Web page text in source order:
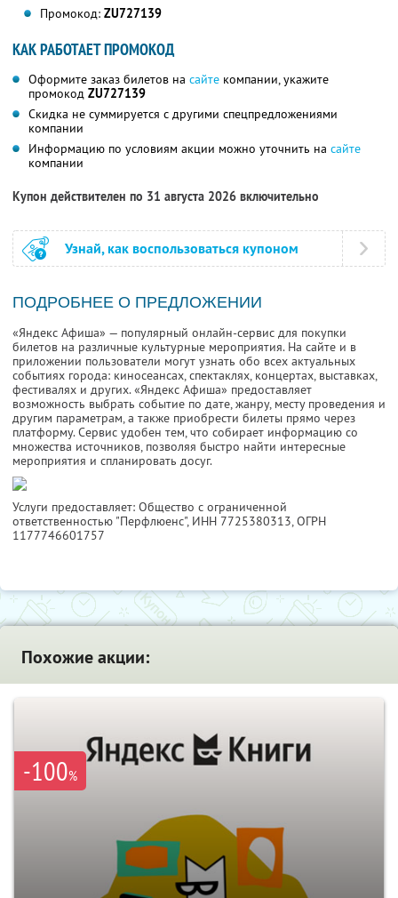
Промокод: ZU727139
КАК РАБОТАЕТ ПРОМОКОД
Оформите заказ билетов на сайте компании, укажите
промокод ZU727139
Скидка не суммируется с другими спецпредложениями
компании
Информацию по условиям акции можно уточнить на сайте
компании
Купон действителен по 31 августа 2026 включительно
Узнай, как воспользоваться купоном
ПОДРОБНЕЕ О ПРЕДЛОЖЕНИИ
«Яндекс Афиша» — популярный онлайн-сервис для покупки
билетов на различные культурные мероприятия. На сайте и в
приложении пользователи могут узнать обо всех актуальных
событиях города: киносеансах, спектаклях, концертах, выставках,
фестивалях и других. «Яндекс Афиша» предоставляет
возможность выбрать событие по дате, жанру, месту проведения и
другим параметрам, а также приобрести билеты прямо через
платформу. Сервис удобен тем, что собирает информацию со
множества источников, позволяя быстро найти интересные
мероприятия и спланировать досуг.
Услуги предоставляет: Общество с ограниченной
ответственностью "Перфлюенс", ИНН 7725380313, ОГРН
1177746601757
Похожие акции:
-100%